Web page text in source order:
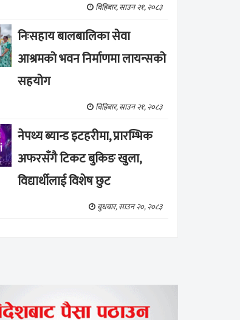
बिहिबार, साउन २१, २०८३
निःसहाय बालबालिका सेवा
आश्रमको भवन निर्माणमा लायन्सको
सहयोग
बिहिबार, साउन २१, २०८३
नेपथ्य ब्यान्ड इटहरीमा, प्रारम्भिक
अफरसँगै टिकट बुकिङ खुला,
विद्यार्थीलाई विशेष छुट
बुधबार, साउन २०, २०८३